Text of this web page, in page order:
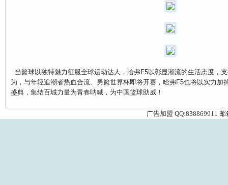
当篮球以独特魅力征服全球运动达人，哈弗F5以彰显潮流的生活态度，
为，与年轻追潮者热血合流。男篮世界杯即将开赛，哈弗F5也将以实力加
盛典，集结百城力量为青春呐喊，为中国篮球助威！
广告加盟 QQ:838869911